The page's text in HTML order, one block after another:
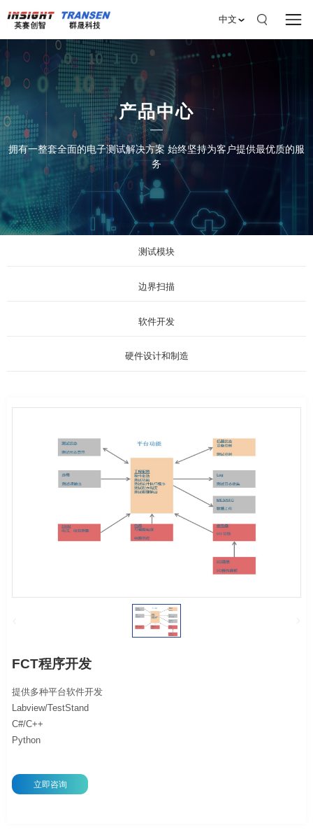
中文
产品中心
拥有一整套全面的电子测试解决方案 始终坚持为客户提供最优质的服
务
测试模块
边界扫描
软件开发
硬件设计和制造
FCT程序开发
提供多种平台软件开发
Labview/TestStand
C#/C++
Python
立即咨询